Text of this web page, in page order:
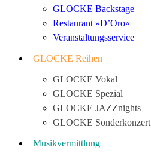
GLOCKE Backstage
Restaurant »D’Oro«
Veranstaltungsservice
GLOCKE Reihen
GLOCKE Vokal
GLOCKE Spezial
GLOCKE JAZZnights
GLOCKE Sonderkonzert
Musikvermittlung